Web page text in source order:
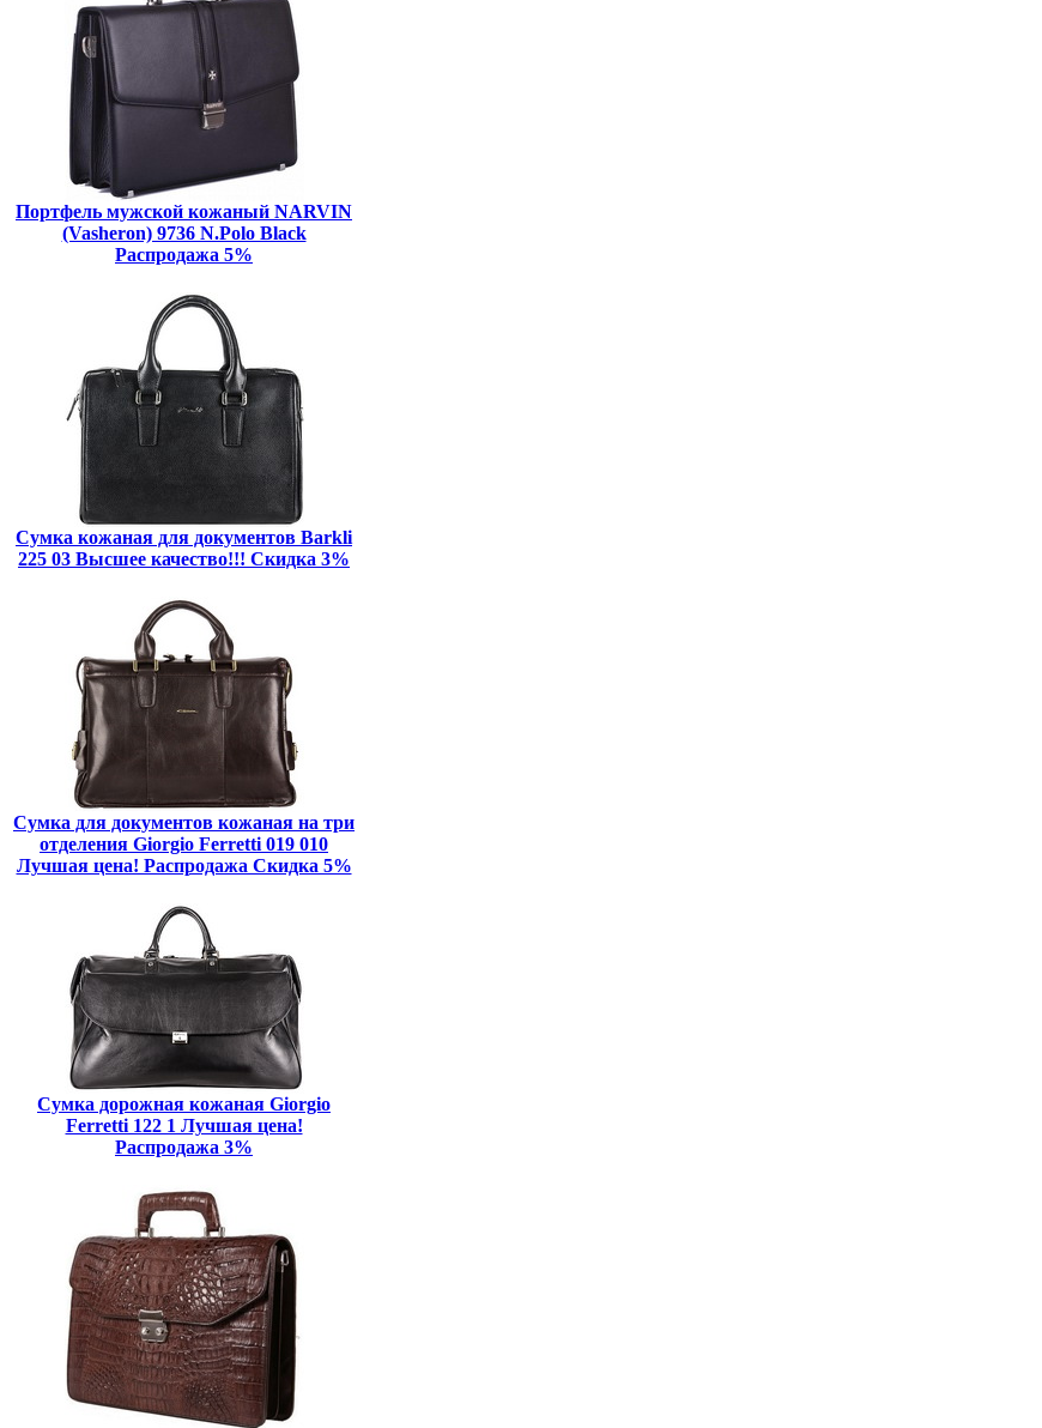
Портфель мужской кожаный NARVIN
(Vasheron) 9736 N.Polo Black
Распродажа 5%
Сумка кожаная для документов Barkli
225 03 Высшее качество!!! Скидка 3%
Сумка для документов кожаная на три
отделения Giorgio Ferretti 019 010
Лучшая цена! Распродажа Скидка 5%
Сумка дорожная кожаная Giorgio
Ferretti 122 1 Лучшая цена!
Распродажа 3%